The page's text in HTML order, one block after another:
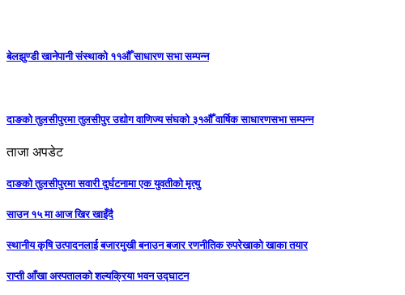
बेलझुण्डी खानेपानी संस्थाको ११औँ साधारण सभा सम्पन्न
दाङको तुलसीपुरमा तुलसीपुर उद्योग वाणिज्य संघको ३१औँ वार्षिक साधारणसभा सम्पन्न
ताजा अपडेट
दाङको तुलसीपुरमा सवारी दुर्घटनामा एक युवतीको मृत्यु
साउन १५ मा आज खिर खाइँदै
स्थानीय कृषि उत्पादनलाई बजारमुखी बनाउन बजार रणनीतिक रुपरेखाको खाका तयार
राप्ती आँखा अस्पतालको शल्यक्रिया भवन उद्घाटन